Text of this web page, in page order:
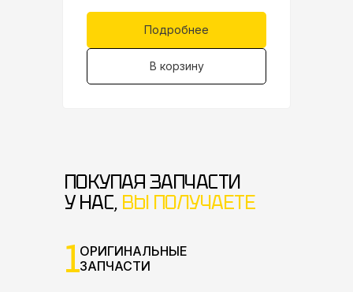
Подробнее
В корзину
ПОКУПАЯ ЗАПЧАСТИ
У НАС, ВЫ ПОЛУЧАЕТЕ
1ОРИГИНАЛЬНЫЕ
ЗАПЧАСТИ